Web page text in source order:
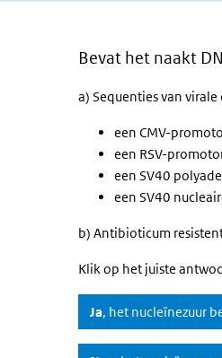
Bevat het naakt
a) Sequenties van
een CMV-
een RSV-
een SV40
een SV40
b) Antibioticum
Klik op het juiste
Ja, het nucleïnezuur